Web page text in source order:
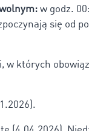
w godz.
się od
w których